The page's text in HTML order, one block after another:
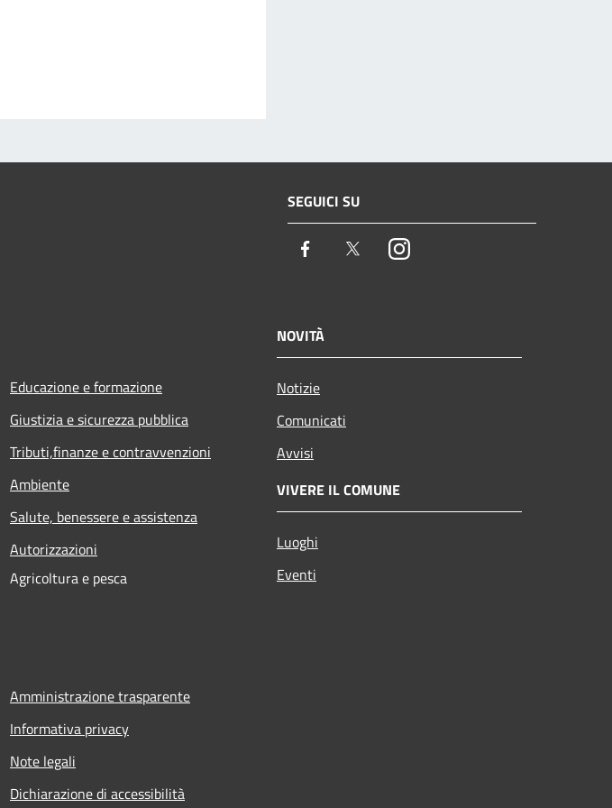
SEGUICI SU
Facebook TwitterInstagram
Educazione e formazione
Giustizia e sicurezza pubblica
Tributi,finanze e contravvenzioni
Ambiente
Salute, benessere e assistenza
Autorizzazioni
Agricoltura e pesca
NOVITÀ
Notizie
Comunicati
Avvisi
VIVERE IL COMUNE
Luoghi
Eventi
Amministrazione trasparente
Informativa privacy
Note legali
Dichiarazione di accessibilità